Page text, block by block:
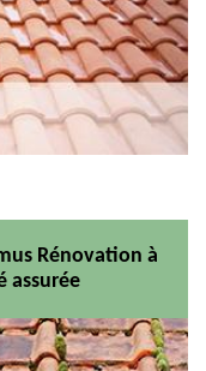
Rénovation à
assurée